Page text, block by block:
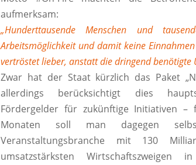
aufmerksam:
„Hunderttausende Menschen und
Arbeitsmöglichkeit und damit keine
vertröstet lieber, anstatt die dringend benötigte
Zwar hat der Staat kürzlich das Paket
allerdings berücksichtigt dies
Fördergelder für zukünftige Initiativen
Monaten soll man dagegen
Veranstaltungsbranche mit 130
umsatzstärksten